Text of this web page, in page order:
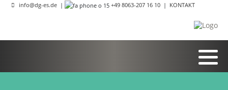
info@dg-es.de | +49 8063-207 16 10 | KONTAKT